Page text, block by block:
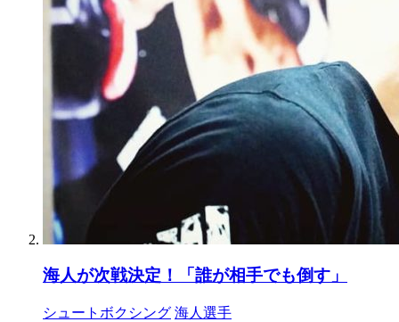
海人が次戦決定！「誰が相手でも倒す」
シュートボクシング 海人選手